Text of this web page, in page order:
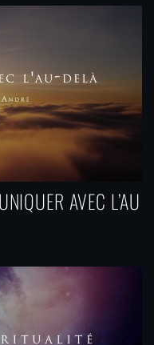
AVEC L’AU